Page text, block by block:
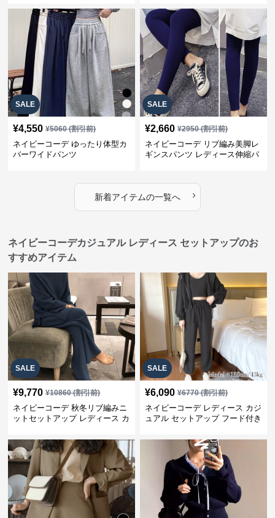
SALE
¥4,550 ¥5060(割引前)
ネイビーコーデ ゆったり体型カ
バーワイドパンツ
SALE
¥2,660 ¥2950(割引前)
ネイビーコーデ リブ編み美脚レ
ギンスパンツ レディース伸縮パ
新着アイテムの一覧へ ›
ネイビーコーデカジュアル レディース セットアップのお
すすめアイテム
SALE
¥9,770 ¥10860(割引前)
ネイビーコーデ 秋冬リブ編みニ
ットセットアップ レディース カ
SALE
¥6,090 ¥6770(割引前)
ネイビーコーデ レディース カジ
ュアル セットアップ フード付き